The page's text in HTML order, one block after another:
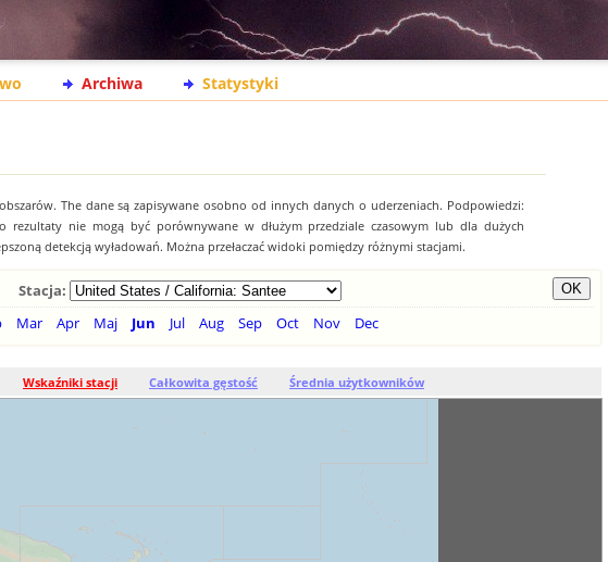
Archiwa Statystyki
The dane są zapisywane osobno od innych danych o uderzeniach. Podpowiedzi:
rezultaty nie mogą być porównywane w dłużym przedziale czasowym lub dla dużych
detekcją wyładowań. Można przełaczać widoki pomiędzy różnymi stacjami.
Stacja:
Mar Apr Maj Jun Jul Aug Sep Oct Nov Dec
Wskaźniki stacji Całkowita gęstość Średnia użytkowników